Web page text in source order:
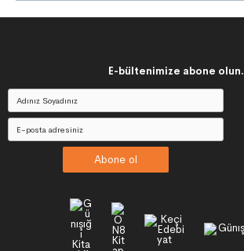
E-bültenimize abone olun.
Abone ol